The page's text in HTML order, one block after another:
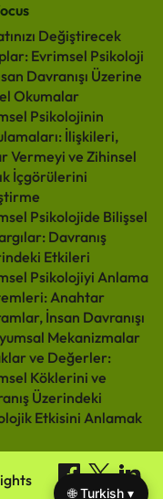
Değiştirecek
Evrimsel Psikoloji
Davranışı Üzerine
Okumalar
Psikolojinin
İlişkileri,
Vermeyi ve Zihinsel
İçgörülerini
Psikolojide Bilişsel
Davranış
Etkileri
Psikolojiyi Anlama
Anahtar
İnsan Davranışı
Mekanizmalar
ve Değerler:
Köklerini ve
Üzerindeki
Etkisini Anlamak
🌐 Turkish ▾